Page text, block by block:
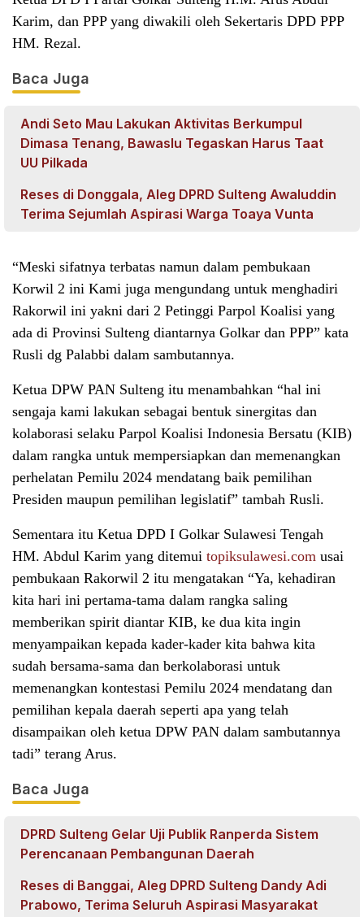
Karim, dan PPP yang diwakili oleh Sekertaris DPD PPP
HM. Rezal.
Baca Juga
Andi Seto Mau Lakukan Aktivitas Berkumpul
Dimasa Tenang, Bawaslu Tegaskan Harus Taat
UU Pilkada
Reses di Donggala, Aleg DPRD Sulteng Awaluddin
Terima Sejumlah Aspirasi Warga Toaya Vunta
“Meski sifatnya terbatas namun dalam pembukaan
Korwil 2 ini Kami juga mengundang untuk menghadiri
Rakorwil ini yakni dari 2 Petinggi Parpol Koalisi yang
ada di Provinsi Sulteng diantarnya Golkar dan PPP” kata
Rusli dg Palabbi dalam sambutannya.
Ketua DPW PAN Sulteng itu menambahkan “hal ini
sengaja kami lakukan sebagai bentuk sinergitas dan
kolaborasi selaku Parpol Koalisi Indonesia Bersatu (KIB)
dalam rangka untuk mempersiapkan dan memenangkan
perhelatan Pemilu 2024 mendatang baik pemilihan
Presiden maupun pemilihan legislatif” tambah Rusli.
Sementara itu Ketua DPD I Golkar Sulawesi Tengah
HM. Abdul Karim yang ditemui topiksulawesi.com usai
pembukaan Rakorwil 2 itu mengatakan “Ya, kehadiran
kita hari ini pertama-tama dalam rangka saling
memberikan spirit diantar KIB, ke dua kita ingin
menyampaikan kepada kader-kader kita bahwa kita
sudah bersama-sama dan berkolaborasi untuk
memenangkan kontestasi Pemilu 2024 mendatang dan
pemilihan kepala daerah seperti apa yang telah
disampaikan oleh ketua DPW PAN dalam sambutannya
tadi” terang Arus.
Baca Juga
DPRD Sulteng Gelar Uji Publik Ranperda Sistem
Perencanaan Pembangunan Daerah
Reses di Banggai, Aleg DPRD Sulteng Dandy Adi
Prabowo, Terima Seluruh Aspirasi Masyarakat